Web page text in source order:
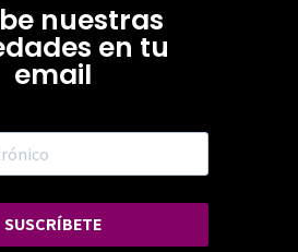
nuestras
en tu
email
SUSCRÍBETE